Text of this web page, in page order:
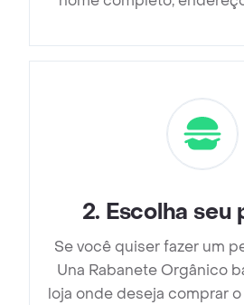
2. Escolha seu
Se você quiser fazer um
Una Rabanete Orgânico
loja onde deseja comprar